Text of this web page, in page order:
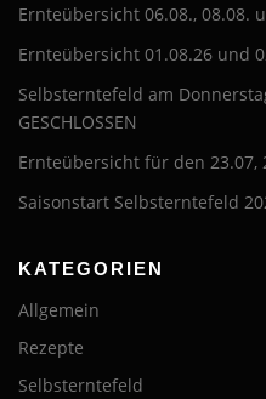
Ernteübersicht 06.08., 08.08.
Ernteübersicht 01.08.26 und
Selbsterntefeld am
GESCHLOSSEN
Ernteübersicht für den 23.07,
Saisonstart Selbsterntefeld
KATEGORIEN
Allgemein
Rezepte
Selbsterntefeld